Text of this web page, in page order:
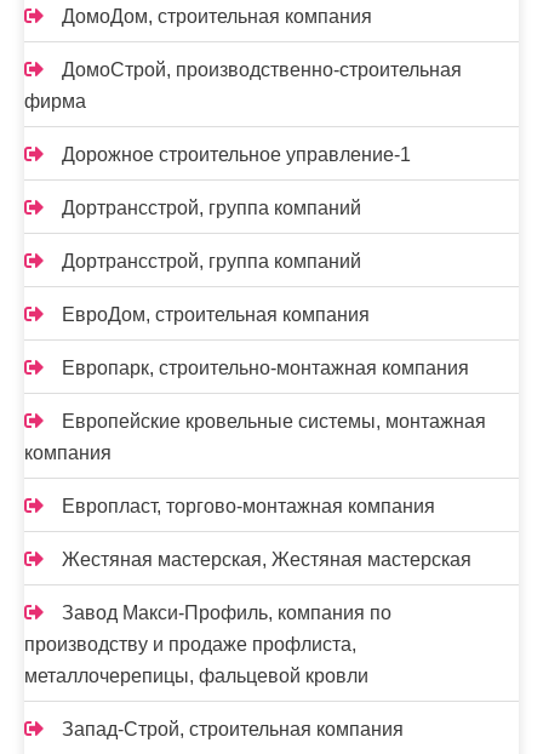
ДомоДом, строительная компания
ДомоСтрой, производственно-строительная
фирма
Дорожное строительное управление-1
Дортрансстрой, группа компаний
Дортрансстрой, группа компаний
ЕвроДом, строительная компания
Европарк, строительно-монтажная компания
Европейские кровельные системы, монтажная
компания
Европласт, торгово-монтажная компания
Жестяная мастерская, Жестяная мастерская
Завод Макси-Профиль, компания по
производству и продаже профлиста,
металлочерепицы, фальцевой кровли
Запад-Строй, строительная компания